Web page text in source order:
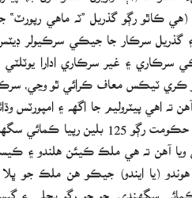
(هي ڪاٿو رڳو گذريل ”ٽه ماهي
۽ گذريل سرڪار جا جيڪي سرڪيولر
سرڪاري ۽ غير سرڪاري ادارا يوٽلٽي
ڪري ٽيڪس معاف ڪرائي ٿو وڃي، سرڪاري
آهن ته اهي پيٽروليم جا اگھه ۽
گذريل سال ساڳي ڪوارٽر ۾
آهن ته هي ملڪ ڪيئن هلندو ۽
هوندو (يا ايندو) جيڪو هن ملڪ جو
سگهندي، ڇو جو رڳو بجلي ۽ گيس